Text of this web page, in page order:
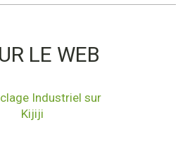
LE WEB